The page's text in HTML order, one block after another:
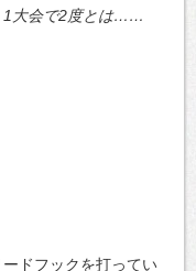
1大会で2度とは……
ドフックを打ってい